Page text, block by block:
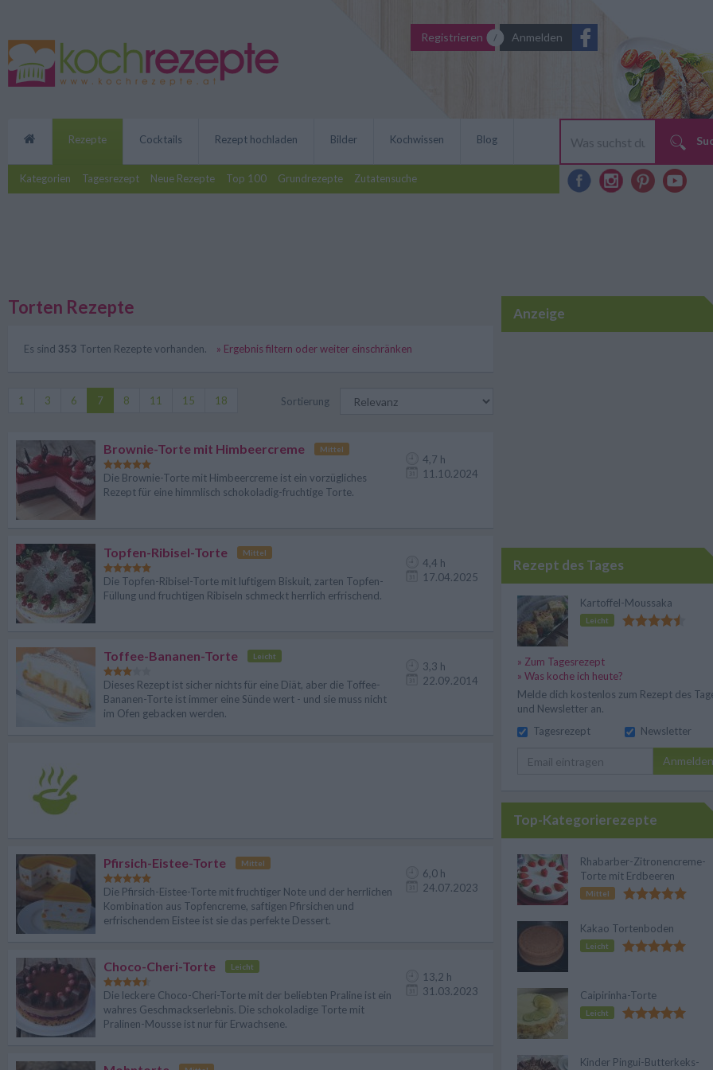
Registrieren Anmelden
Rezepte
Kategorien Tagesrezept Neue Rezepte Top 100 Grundrezepte Zutatensuche
Cocktails Rezept hochladen Bilder Kochwissen Blog
Torten Rezepte
Es sind 353 Torten Rezepte vorhanden. » Ergebnis filtern oder weiter einschränken
1 3 6 7 8 11 15 18 Sortierung
Brownie-Torte mit Himbeercreme Mittel
Die Brownie-Torte mit Himbeercreme ist ein vorzügliches
Rezept für eine himmlisch schokoladig-fruchtige Torte.
4,7 h
11.10.2024
Topfen-Ribisel-Torte Mittel
Die Topfen-Ribisel-Torte mit luftigem Biskuit, zarten Topfen-
Füllung und fruchtigen Ribiseln schmeckt herrlich erfrischend.
4,4 h
17.04.2025
Toffee-Bananen-Torte Leicht
Dieses Rezept ist sicher nichts für eine Diät, aber die Toffee-
Bananen-Torte ist immer eine Sünde wert - und sie muss nicht
im Ofen gebacken werden.
3,3 h
22.09.2014
Pfirsich-Eistee-Torte Mittel
Die Pfirsich-Eistee-Torte mit fruchtiger Note und der herrlichen
Kombination aus Topfencreme, saftigen Pfirsichen und
erfrischendem Eistee ist sie das perfekte Dessert.
6,0 h
24.07.2023
Choco-Cheri-Torte Leicht
Die leckere Choco-Cheri-Torte mit der beliebten Praline ist ein
wahres Geschmackserlebnis. Die schokoladige Torte mit
Pralinen-Mousse ist nur für Erwachsene.
13,2 h
31.03.2023
Anzeige
Rezept des Tages
Kartoffel-Moussaka
Leicht
» Zum Tagesrezept
» Was koche ich heute?
Melde dich kostenlos zum Rezept des
und Newsletter an.
Tagesrezept
Newsletter
Anmelden
Top-Kategorierezepte
Rhabarber-Zitronencreme-
Torte mit Erdbeeren
Mittel
Kakao Tortenboden
Leicht
Caipirinha-Torte
Leicht
Kinder Pingui-Butterkeks-